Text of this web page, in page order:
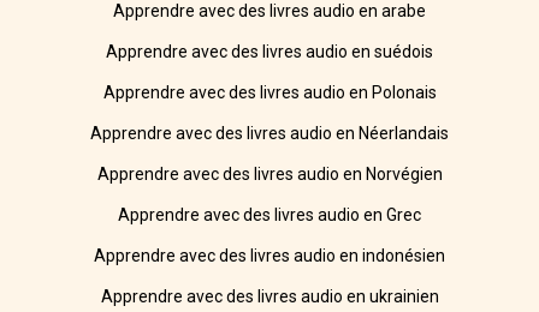
Apprendre avec des livres audio en arabe
Apprendre avec des livres audio en suédois
Apprendre avec des livres audio en Polonais
Apprendre avec des livres audio en Néerlandais
Apprendre avec des livres audio en Norvégien
Apprendre avec des livres audio en Grec
Apprendre avec des livres audio en indonésien
Apprendre avec des livres audio en ukrainien